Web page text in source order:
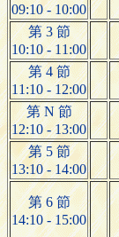
09:10 - 10:00
第 3 節
10:10 - 11:00
第 4 節
11:10 - 12:00
第 N 節
12:10 - 13:00
第 5 節
13:10 - 14:00
第 6 節
14:10 - 15:00